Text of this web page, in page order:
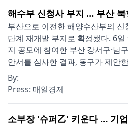
해수부 신청사 부지 … 부산 북
부산으로 이전한 해양수산부의 신
단계 재개발 부지로 확정됐다. 6
지 공모에 참여한 부산 강서구·남
안서를 심사한 결과, 동구가 제안
By:
Press: 매일경제
소부장 '슈퍼乙' 키운다 … 기